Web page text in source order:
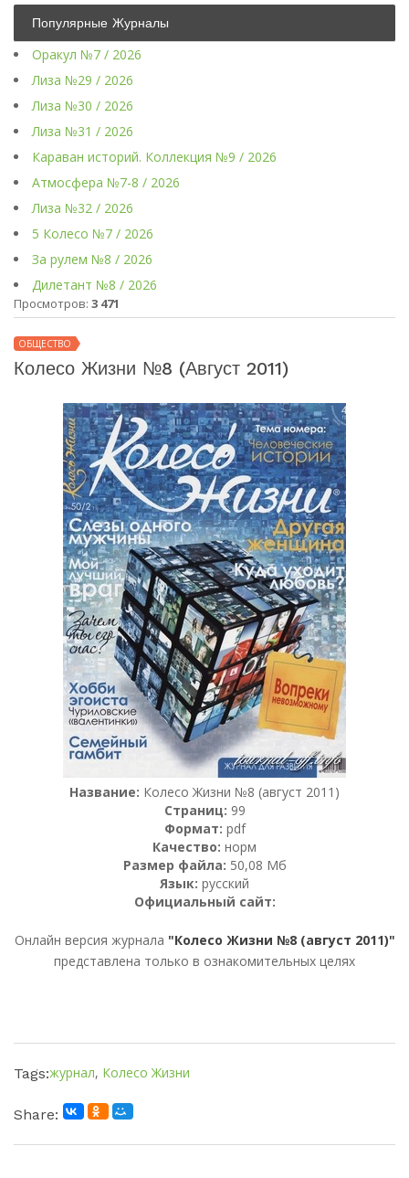
Популярные Журналы
Оракул №7 / 2026
Лиза №29 / 2026
Лиза №30 / 2026
Лиза №31 / 2026
Караван историй. Коллекция №9 / 2026
Атмосфера №7-8 / 2026
Лиза №32 / 2026
5 Колесо №7 / 2026
За рулем №8 / 2026
Дилетант №8 / 2026
Просмотров: 3 471
ОБЩЕСТВО
Колесо Жизни №8 (август 2011)
Название: Колесо Жизни №8 (август 2011)
Страниц: 99
Формат: pdf
Качество: норм
Размер файла: 50,08 Мб
Язык: русский
Официальный сайт:
Онлайн версия журнала "Колесо Жизни №8 (август 2011)"
представлена только в ознакомительных целях
Tags:журнал, Колесо Жизни
Share: